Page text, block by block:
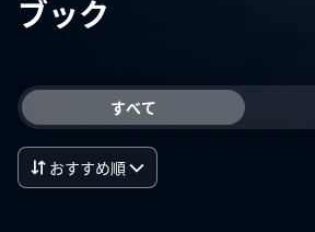
ブック
すべて
おすすめ順